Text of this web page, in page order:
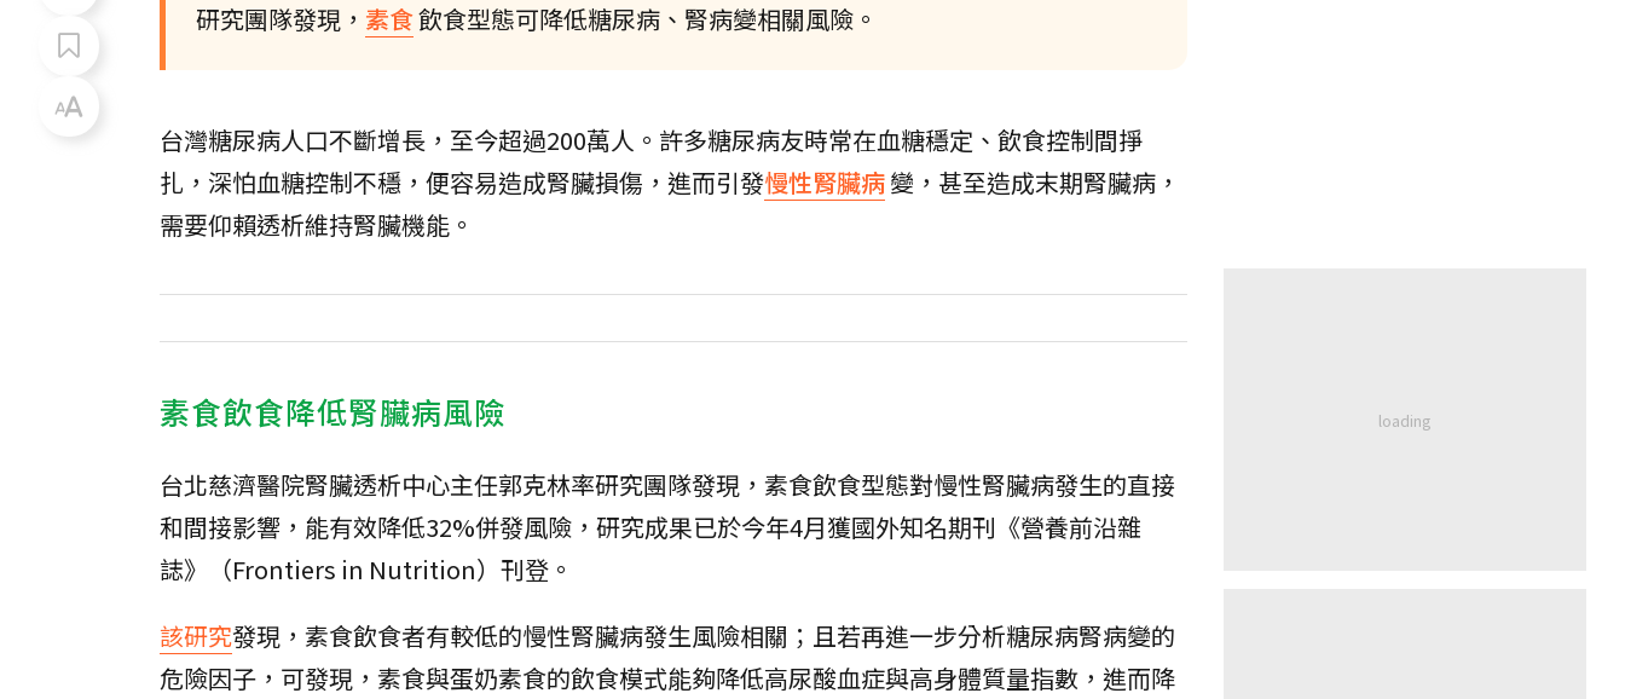
研究團隊發現， 素食飲食型態可降低糖尿病、腎病變相關風險。
台灣糖尿病人口不斷增長，至今超過200萬人。許多糖尿病友時常在血糖穩定、飲食控制間掙
扎，深怕血糖控制不穩，便容易造成腎臟損傷，進而引發慢性腎臟病變，甚至造成末期腎臟病，
需要仰賴透析維持腎臟機能。
素食飲食降低腎臟病風險
台北慈濟醫院腎臟透析中心主任郭克林率研究團隊發現，素食飲食型態對慢性腎臟病發生的直接
和間接影響，能有效降低32%併發風險，研究成果已於今年4月獲國外知名期刊《營養前沿雜
誌》（Frontiers in Nutrition）刊登。
該研究發現，素食飲食者有較低的慢性腎臟病發生風險相關；且若再進一步分析糖尿病腎病變的
危險因子，可發現，素食與蛋奶素食的飲食模式能夠降低高尿酸血症與高身體質量指數，進而降